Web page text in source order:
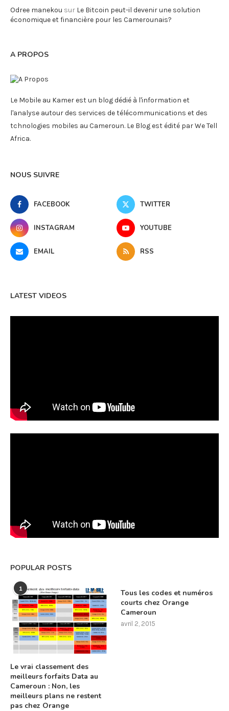
Odree manekou sur Le Bitcoin peut-il devenir une solution
économique et financière pour les Camerounais?
A PROPOS
Le Mobile au Kamer est un blog dédié à l'information et
l'analyse autour des services de télécommunications et des
tchnologies mobiles au Cameroun. Le Blog est édité par We Tell
Africa.
NOUS SUIVRE
FACEBOOK TWITTER
INSTAGRAM YOUTUBE
EMAIL RSS
LATEST VIDEOS
POPULAR POSTS
1
Le vrai classement des
meilleurs forfaits Data au
Cameroun : Non, les
meilleurs plans ne restent
pas chez Orange
Tous les codes et numéros
courts chez Orange
Cameroun
avril 2, 2015